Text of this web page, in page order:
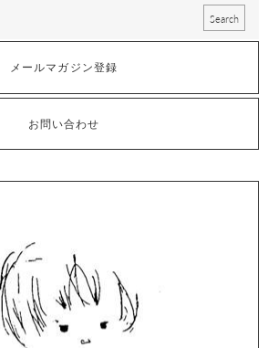
メールマガジン登録
お問い合わせ